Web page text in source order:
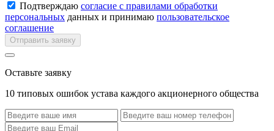
Подтверждаю согласие с правилами обработки
персональных данных и принимаю пользовательское
соглашение
Отправить заявку
Оставьте заявку
10 типовых ошибок устава каждого акционерного общества